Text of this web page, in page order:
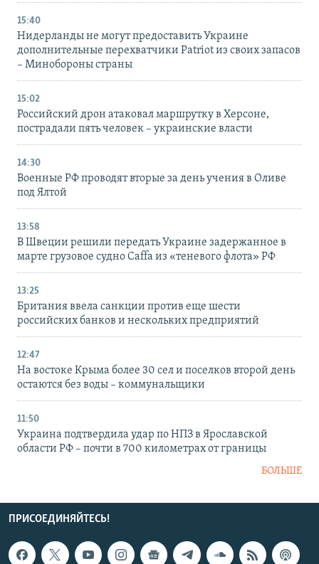
15:40
Нидерланды не могут предоставить Украине
дополнительные перехватчики Patriot из своих запасов
– Минобороны страны
15:02
Российский дрон атаковал маршрутку в Херсоне,
пострадали пять человек – украинские власти
14:30
Военные РФ проводят вторые за день учения в Оливе
под Ялтой
13:58
В Швеции решили передать Украине задержанное в
марте грузовое судно Caffa из «теневого флота» РФ
13:25
Британия ввела санкции против еще шести
российских банков и нескольких предприятий
12:47
На востоке Крыма более 30 сел и поселков второй день
остаются без воды – коммунальщики
11:50
Украина подтвердила удар по НПЗ в Ярославской
области РФ – почти в 700 километрах от границы
БОЛЬШЕ
ПРИСОЕДИНЯЙТЕСЬ!